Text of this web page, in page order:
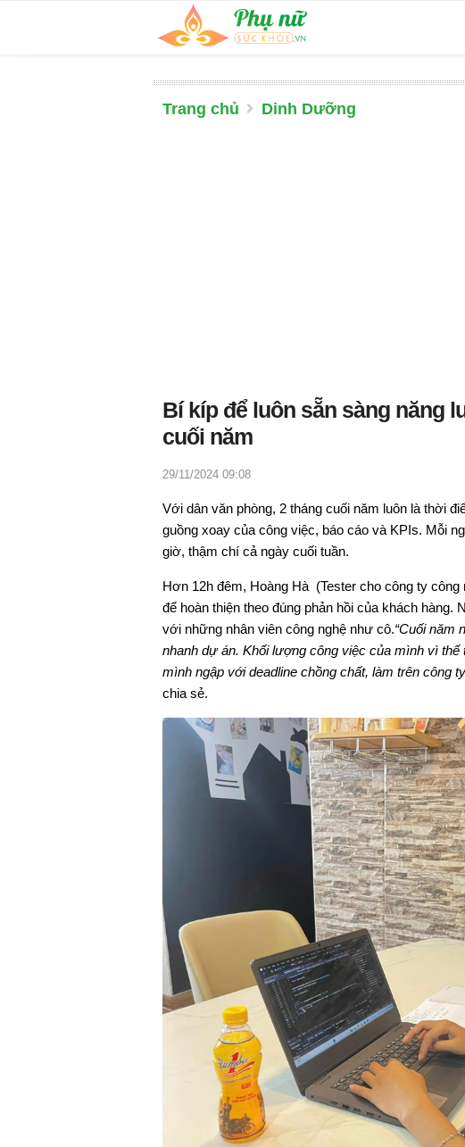
Trang chủ Dinh Dưỡng
Bí kíp để luôn sẵn sàng năng
cuối năm
29/11/2024 09:08
Với dân văn phòng, 2 tháng cuối năm luôn là thời
guồng xoay của công việc, báo cáo và KPIs. Mỗi
giờ, thậm chí cả ngày cuối tuần.
Hơn 12h đêm, Hoàng Hà (Tester cho công ty
để hoàn thiện theo đúng phản hồi của khách
với những nhân viên công nghệ như cô.“Cuối năm
nhanh dự án. Khối lượng công việc của mình vì
mình ngập với deadline chồng chất, làm trên công
chia sẻ.